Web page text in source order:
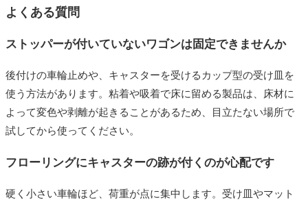
よくある質問
ストッパーが付いていないワゴンは固定できませんか
後付けの車輪止めや、キャスターを受けるカップ型の受け皿を
使う方法があります。粘着や吸着で床に留める製品は、床材に
よって変色や剥離が起きることがあるため、目立たない場所で
試してから使ってください。
フローリングにキャスターの跡が付くのが心配です
硬く小さい車輪ほど、荷重が点に集中します。受け皿やマット